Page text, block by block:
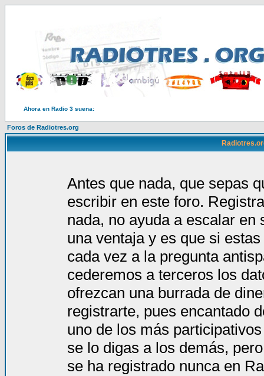
Ahora en Radio 3 suena:
Foros de Radiotres.org
Antes que nada, que sepas
escribir en este foro.
nada, no ayuda a escalar en
una ventaja y es que si
cada vez a la pregunta
cederemos a terceros los
ofrezcan una burrada de
registrarte, pues encantado
uno de los más
se lo digas a los demás,
se ha registrado nunca en